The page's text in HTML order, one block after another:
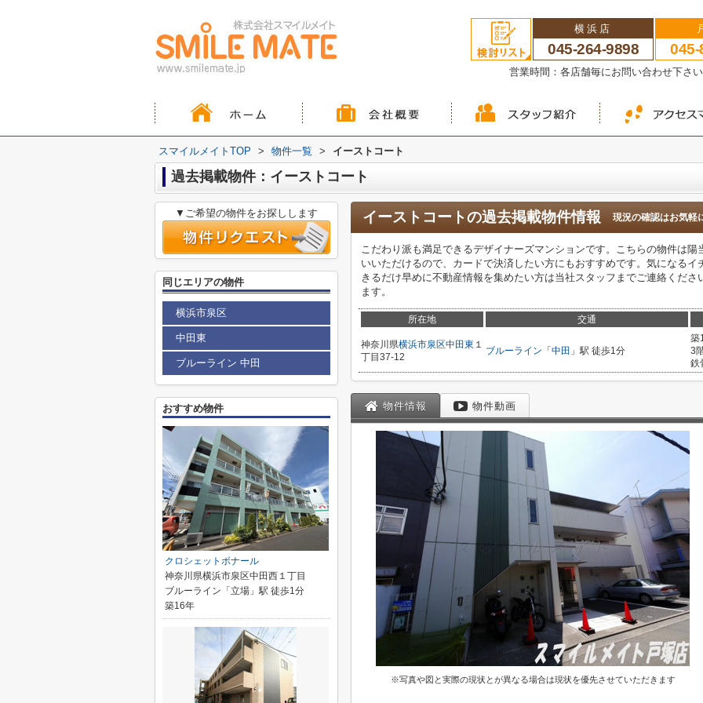
横浜店
045-264-9898 045-
営業時間：各店舗毎にお問い合わせ下
スマイルメイトTOP > 物件一覧 > イーストコート
過去掲載物件：イーストコート
イーストコートの過去掲載物件情報 現況の確認はお気軽
こだわり派も満足できるデザイナーズマンションです。こちらの物件は
いいただけるので、カードで決済したい方にもおすすめです。気になる
きるだけ早めに不動産情報を集めたい方は当社スタッフまでご連絡くだ
ます。
所在地 交通
神奈川県横浜市泉区中田東 １
丁目37-12
ブルーライン 「 中田 」駅 徒歩1分
築
3
鉄
物件情報 物件動画
※写真や図と実際の現状とが異なる場合は現状を優先させていただきます
▼ご希望の物件をお探しします
同じエリアの物件
横浜市泉区
中田東
ブルーライン 中田
おすすめ物件
クロシェットボナール
神奈川県横浜市泉区中田西１丁目
ブルーライン「立場」駅 徒歩1分
築16年